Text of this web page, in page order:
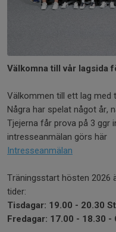
Välkomna till vår lagsida
Välkommen till ett lag med
Några har spelat något år,
Tjejerna får prova på 3 ggr
intresseanmälan görs här
Intresseanmälan
Träningsstart hösten 2026
tider:
Tisdagar: 19.00 - 20.30
Fredagar: 17.00 - 18.30 -